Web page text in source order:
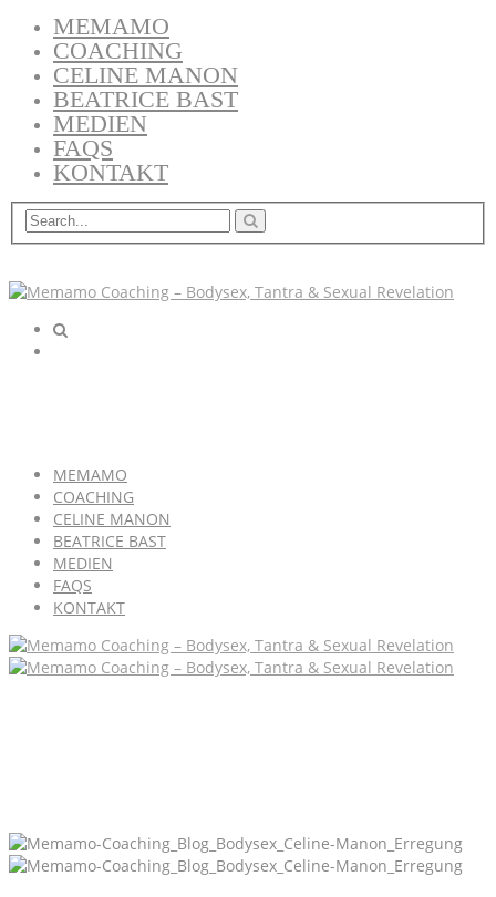
MEMAMO
COACHING
CELINE MANON
BEATRICE BAST
MEDIEN
FAQS
KONTAKT
MEMAMO
COACHING
CELINE MANON
BEATRICE BAST
MEDIEN
FAQS
KONTAKT